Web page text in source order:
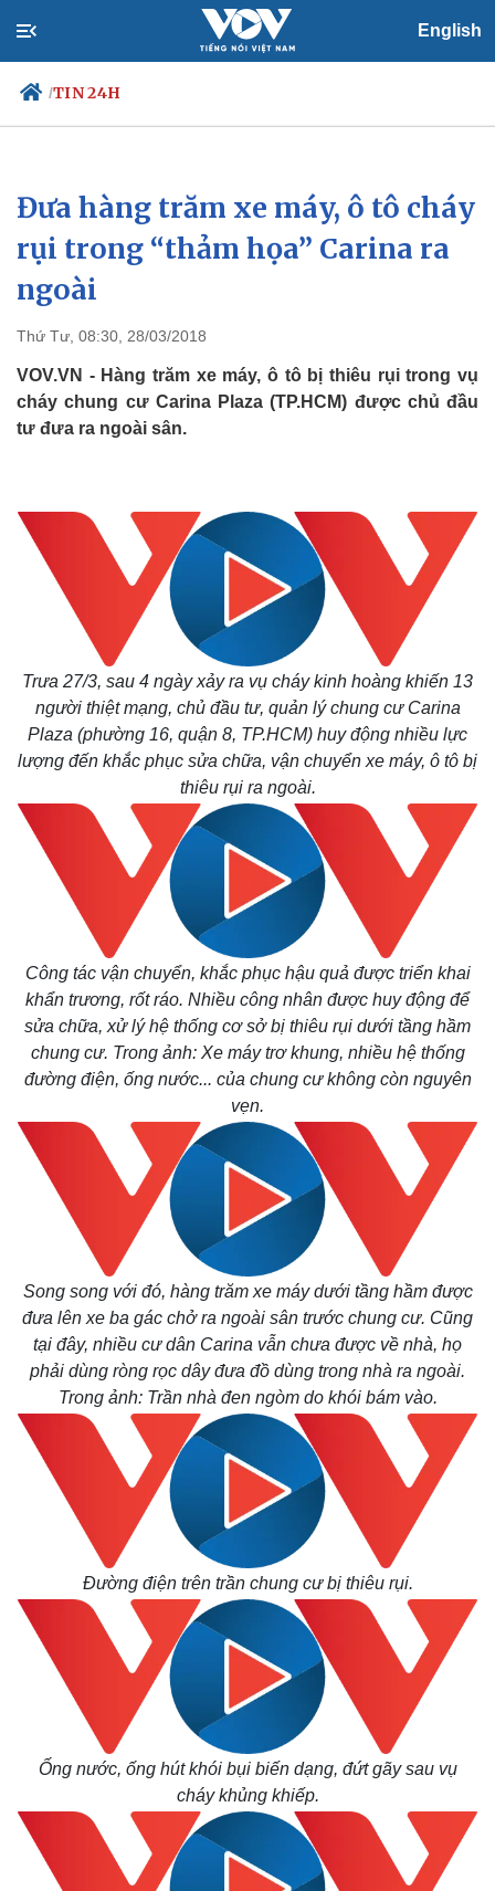
English
/TIN 24H
Chính trị
Đảng
Tổ chức nhân sự
Quốc hội
Nhận diện sự thật
Xã hội
Tin 24h
Dự báo thời tiết
Thế giới
Quan sát
Cuộc sống đó đây
Multimedia
Video
Ảnh
E-Magazine
Infographic
Đưa hàng trăm xe máy, ô tô cháy
rụi trong “thảm họa” Carina ra
ngoài
Thứ Tư, 08:30, 28/03/2018
VOV.VN - Hàng trăm xe máy, ô tô bị thiêu rụi trong vụ
cháy chung cư Carina Plaza (TP.HCM) được chủ đầu
tư đưa ra ngoài sân.
Trưa 27/3, sau 4 ngày xảy ra vụ cháy kinh hoàng khiến 13
người thiệt mạng, chủ đầu tư, quản lý chung cư Carina
Plaza (phường 16, quận 8, TP.HCM) huy động nhiều lực
lượng đến khắc phục sửa chữa, vận chuyển xe máy, ô tô bị
thiêu rụi ra ngoài.
Công tác vận chuyển, khắc phục hậu quả được triển khai
khẩn trương, rốt ráo. Nhiều công nhân được huy động để
sửa chữa, xử lý hệ thống cơ sở bị thiêu rụi dưới tầng hầm
chung cư. Trong ảnh: Xe máy trơ khung, nhiều hệ thống
đường điện, ống nước... của chung cư không còn nguyên
vẹn.
Song song với đó, hàng trăm xe máy dưới tầng hầm được
đưa lên xe ba gác chở ra ngoài sân trước chung cư. Cũng
tại đây, nhiều cư dân Carina vẫn chưa được về nhà, họ
phải dùng ròng rọc dây đưa đồ dùng trong nhà ra ngoài.
Trong ảnh: Trần nhà đen ngòm do khói bám vào.
Đường điện trên trần chung cư bị thiêu rụi.
Ống nước, ống hút khói bụi biến dạng, đứt gãy sau vụ
cháy khủng khiếp.